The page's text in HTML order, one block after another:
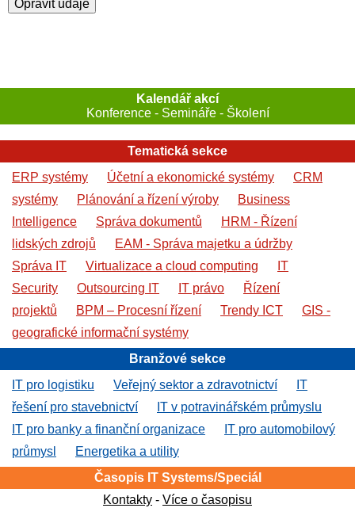
Opravit ůdaje
Kalendář akcí
Konference - Semináře - Školení
Tematická sekce
ERP systémy
Účetní a ekonomické systémy
CRM
systémy
Plánování a řízení výroby
Business
Intelligence
Správa dokumentů
HRM - Řízení
lidských zdrojů
EAM - Správa majetku a údržby
Správa IT
Virtualizace a cloud computing
IT
Security
Outsourcing IT IT právo
Řízení
projektů
BPM – Procesní řízení Trendy ICT
GIS -
geografické informační systémy
Branžové sekce
IT pro logistiku
Veřejný sektor a zdravotnictví
IT
řešení pro stavebnictví
IT v potravinářském průmyslu
IT pro banky a finanční organizace
IT pro automobilový
průmysl
Energetika a utility
Časopis IT Systems/Speciál
Kontakty - Více o časopisu